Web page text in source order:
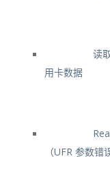
读
用卡数据
（UFR 参数